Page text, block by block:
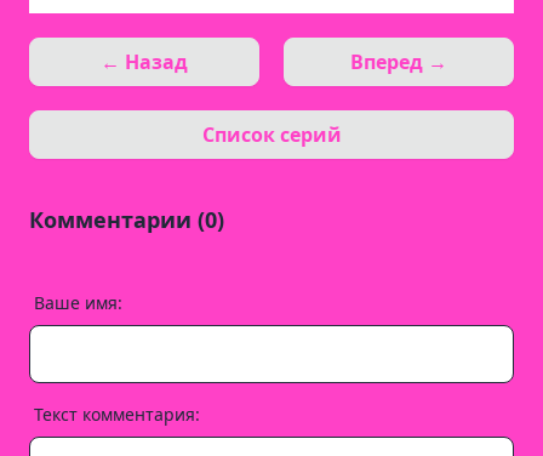
← Назад
Список серий
Вперед →
Комментарии (0)
Ваше имя:
Текст комментария: